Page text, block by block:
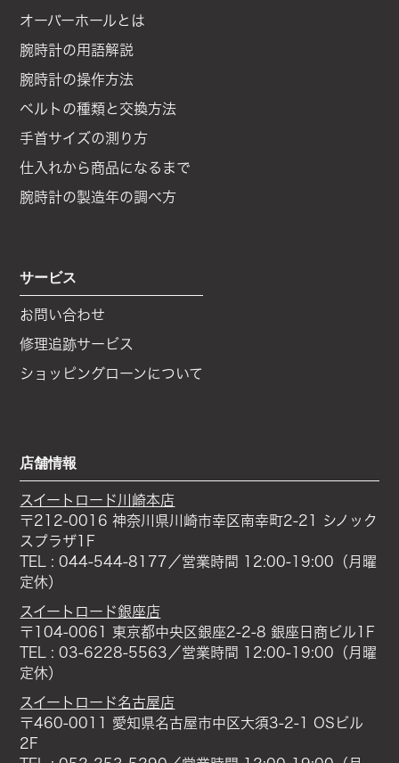
オーバーホールとは
腕時計の用語解説
腕時計の操作方法
ベルトの種類と交換方法
手首サイズの測り方
仕入れから商品になるまで
腕時計の製造年の調べ方
サービス
お問い合わせ
修理追跡サービス
ショッピングローンについて
店舗情報
スイートロード川崎本店
〒212-0016 神奈川県川崎市幸区南幸町2-21 シノック
スプラザ1F
TEL : 044-544-8177／営業時間 12:00-19:00（月曜
定休）
スイートロード銀座店
〒104-0061 東京都中央区銀座2-2-8 銀座日商ビル1F
TEL : 03-6228-5563／営業時間 12:00-19:00（月曜
定休）
スイートロード名古屋店
〒460-0011 愛知県名古屋市中区大須3-2-1 OSビル
2F